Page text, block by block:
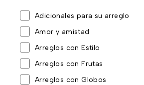
Adicionales para su arreglo
Amor y amistad
Arreglos con Estilo
Arreglos con Frutas
Arreglos con Globos